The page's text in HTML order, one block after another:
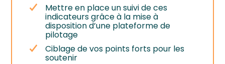
Mettre en place un suivi de ces
indicateurs grâce à la mise à
disposition d’une plateforme de
pilotage
Ciblage de vos points forts pour les
soutenir